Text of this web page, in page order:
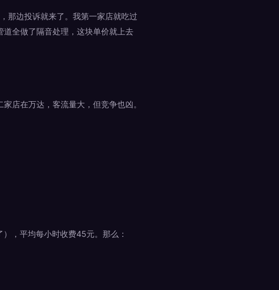
那边投诉就来了。我第一家店就吃过
全做了隔音处理，这块单价就上去
店在万达，客流量大，但竞争也凶。
，平均每小时收费45元。那么：